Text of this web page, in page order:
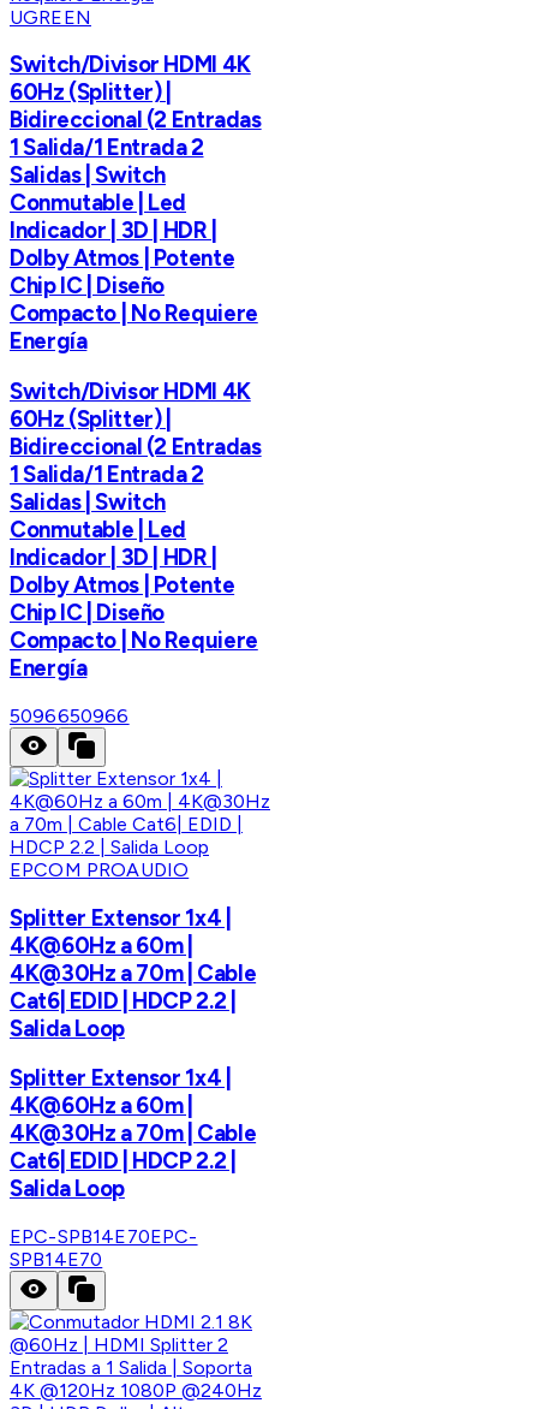
UGREEN
Switch/Divisor HDMI 4K
60Hz (Splitter) |
Bidireccional (2 Entradas
1 Salida/1 Entrada 2
Salidas | Switch
Conmutable | Led
Indicador | 3D | HDR |
Dolby Atmos | Potente
Chip IC | Diseño
Compacto | No Requiere
Energía
Switch/Divisor HDMI 4K
60Hz (Splitter) |
Bidireccional (2 Entradas
1 Salida/1 Entrada 2
Salidas | Switch
Conmutable | Led
Indicador | 3D | HDR |
Dolby Atmos | Potente
Chip IC | Diseño
Compacto | No Requiere
Energía
5096650966
EPCOM PROAUDIO
Splitter Extensor 1x4 |
4K@60Hz a 60m |
4K@30Hz a 70m | Cable
Cat6| EDID | HDCP 2.2 |
Salida Loop
Splitter Extensor 1x4 |
4K@60Hz a 60m |
4K@30Hz a 70m | Cable
Cat6| EDID | HDCP 2.2 |
Salida Loop
EPC-SPB14E70EPC-
SPB14E70